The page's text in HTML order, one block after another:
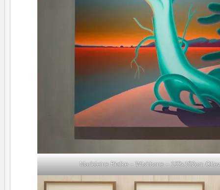
Madeleine Bialke – Wishbone – 122x102cm